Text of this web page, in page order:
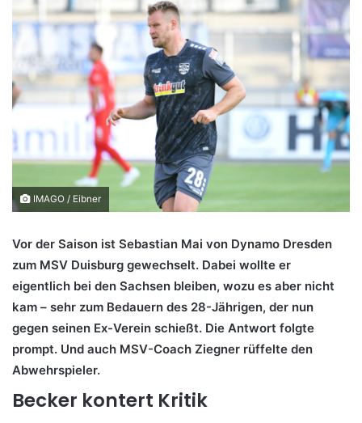
IMAGO / Eibner
Vor der Saison ist Sebastian Mai von Dynamo Dresden
zum MSV Duisburg gewechselt. Dabei wollte er
eigentlich bei den Sachsen bleiben, wozu es aber nicht
kam – sehr zum Bedauern des 28-Jährigen, der nun
gegen seinen Ex-Verein schießt. Die Antwort folgte
prompt. Und auch MSV-Coach Ziegner rüffelte den
Abwehrspieler.
Becker kontert Kritik